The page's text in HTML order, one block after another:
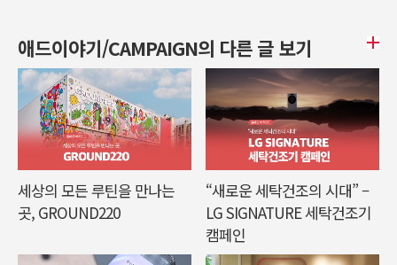
애드이야기/CAMPAIGN의 다른 글 보기
세상의 모든 루틴을 만나는
곳, GROUND220
“새로운 세탁건조의 시대” –
LG SIGNATURE 세탁건조기
캠페인